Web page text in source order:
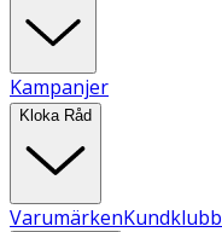
Kampanjer
Kloka Råd
VarumärkenKundklubb